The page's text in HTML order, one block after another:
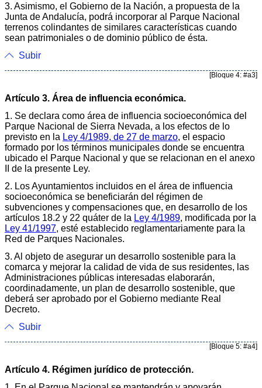
3. Asimismo, el Gobierno de la Nación, a propuesta de la
Junta de Andalucía, podrá incorporar al Parque Nacional
terrenos colindantes de similares características cuando
sean patrimoniales o de dominio público de ésta.
Subir
[Bloque 4: #a3]
Artículo 3. Área de influencia económica.
1. Se declara como área de influencia socioeconómica del
Parque Nacional de Sierra Nevada, a los efectos de lo
previsto en la Ley 4/1989, de 27 de marzo, el espacio
formado por los términos municipales donde se encuentra
ubicado el Parque Nacional y que se relacionan en el anexo
II de la presente Ley.
2. Los Ayuntamientos incluidos en el área de influencia
socioeconómica se beneficiarán del régimen de
subvenciones y compensaciones que, en desarrollo de los
artículos 18.2 y 22 quáter de la Ley 4/1989, modificada por la
Ley 41/1997, esté establecido reglamentariamente para la
Red de Parques Nacionales.
3. Al objeto de asegurar un desarrollo sostenible para la
comarca y mejorar la calidad de vida de sus residentes, las
Administraciones públicas interesadas elaborarán,
coordinadamente, un plan de desarrollo sostenible, que
deberá ser aprobado por el Gobierno mediante Real
Decreto.
Subir
[Bloque 5: #a4]
Artículo 4. Régimen jurídico de protección.